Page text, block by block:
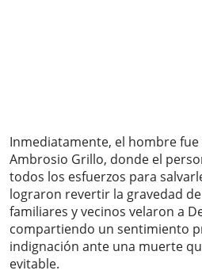
Inmediatamente, el hombre
Ambrosio Grillo, donde el
todos los esfuerzos para
lograron revertir la gravedad
familiares y vecinos velaron a
compartiendo un sentimiento
indignación ante una muerte
evitable.